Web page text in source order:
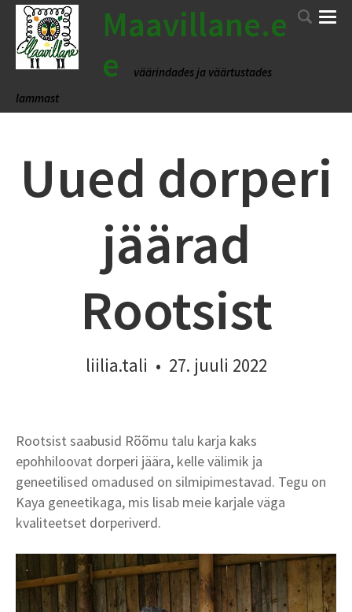
Maavillane.e
e
väärindades ja väärtustades
lammast
Uued dorperi
jäärad
Rootsist
liilia.tali • 27. juuli 2022
Rootsist saabusid Rõõmu talu karja kaks
epohhiloovat dorperi jäära, kelle välimik ja
geneetilised omadused on silmipimestavad. Tegu on
Kaya geneetikaga, mis lisab meie karjale väga
kvaliteetset dorperiverd.